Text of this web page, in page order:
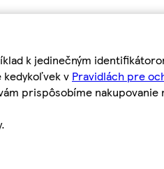
k jedinečným
v Pravidlách pre
prispôsobíme nakupovanie